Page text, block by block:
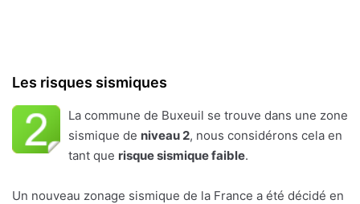
Les risques sismiques
La commune de Buxeuil se trouve dans une zone
sismique de niveau 2, nous considérons cela en
tant que risque sismique faible.
Un nouveau zonage sismique de la France a été décidé en